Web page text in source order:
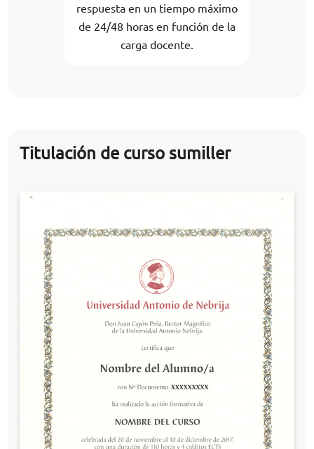
respuesta en un tiempo máximo
de 24/48 horas en función de la
carga docente.
Titulación de curso sumiller